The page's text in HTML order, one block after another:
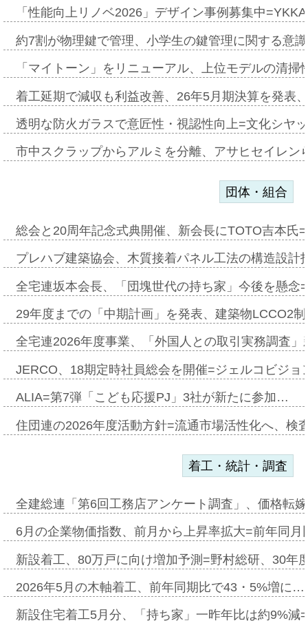
「性能向上リノベ2026」デザイン事例募集中
約7割が物理鍵で管理、小学生の鍵管理に関する意
「マイトーン」をリニューアル、上位モデルの清
着工延期で減収も利益改善、26年5月期決算を発表
透明な防火ガラスで意匠性・視認性向上=文化シヤ
市中スクラップからアルミを分離、アサヒセイレ
団体・組合
総会と20周年記念式典開催、新会長にTOTO吉本氏
プレハブ建築協会、木質接着パネル工法の構造設
全宅連坂本会長、「団塊世代の持ち家」今後を懸
29年度までの「中期計画」を発表、建築物LCCO2
全宅連2026年度事業、「外国人との取引実務調査
JERCO、18期定時社員総会を開催=ジェルコビジ
ALIA=第7弾「こども応援PJ」3社が新たに参加…
住団連の2026年度活動方針=流通市場活性化へ、検
着工・統計・調査
全建総連「第6回工務店アンケート調査」、価格転
6月の企業物価指数、前月から上昇率拡大=前年同
新設着工、80万戸に向け増加予測=野村総研、30年
2026年5月の木軸着工、前年同期比で43・5%増に…
新設住宅着工5月分、「持ち家」一昨年比は約9%